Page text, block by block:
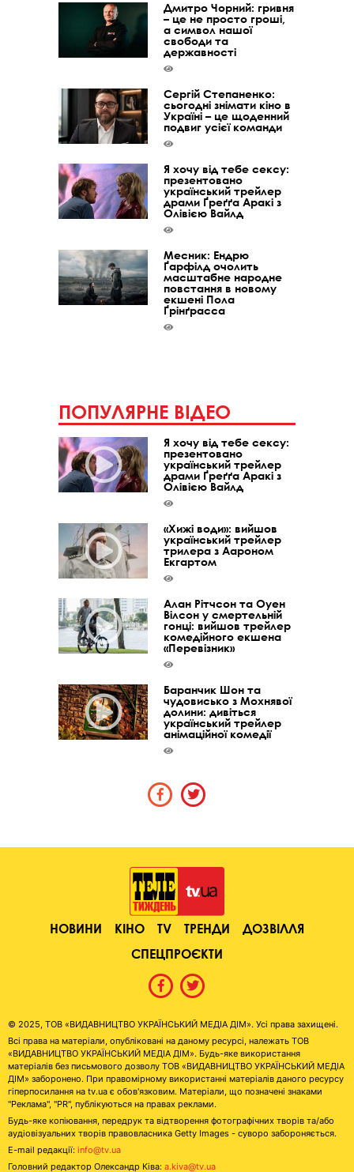
Дмитро Чорний: гривня
– це не просто гроші,
а символ нашої
свободи та
державності
Сергій Степаненко:
сьогодні знімати кіно в
Україні – це щоденний
подвиг усієї команди
Я хочу від тебе сексу:
презентовано
український трейлер
драми Ґреґґа Аракі з
Олівією Вайлд
Месник: Ендрю
Ґарфілд очолить
масштабне народне
повстання в новому
екшені Пола
Ґрінґрасса
ПОПУЛЯРНЕ ВІДЕО
Я хочу від тебе сексу:
презентовано
український трейлер
драми Ґреґґа Аракі з
Олівією Вайлд
«Хижі води»: вийшов
український трейлер
трилера з Аароном
Екгартом
Алан Рітчсон та Оуен
Вілсон у смертельній
гонці: вийшов трейлер
комедійного екшена
«Перевізник»
Баранчик Шон та
чудовисько з Мохнявої
долини: дивіться
український трейлер
анімаційної комедії
НОВИНИ КІНО TV ТРЕНДИ
ДОЗВІЛЛЯ
СПЕЦПРОЄКТИ
© 2025, ТОВ «ВИДАВНИЦТВО УКРАЇНСЬКИЙ МЕДІА ДІМ». Усі права захищені.
Всі права на матеріали, опубліковані на даному ресурсі, належать ТОВ
«ВИДАВНИЦТВО УКРАЇНСЬКИЙ МЕДІА ДІМ». Будь-яке використання
матеріалів без письмового дозволу ТОВ «ВИДАВНИЦТВО УКРАЇНСЬКИЙ МЕДІА
ДІМ» заборонено. При правомірному використанні матеріалів даного ресурсу
гіперпосилання на tv.ua є обов'язковим. Матеріали, що позначені знаками
"Реклама", "PR", публікуються на правах реклами.
Будь-яке копіювання, передрук та відтворення фотографічних творів та/або
аудіовізуальних творів правовласника Getty Images - суворо забороняється.
E-mail редакції: info@tv.ua
Головний редактор Олександр Ківа: a.kiva@tv.ua